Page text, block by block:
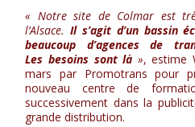
« Notre site de Colmar est
l’Alsace. Il s’agit d’un bassin
beaucoup d’agences de
Les besoins sont là », estime
mars par Promotrans pour
nouveau centre de
successivement dans la
grande distribution.